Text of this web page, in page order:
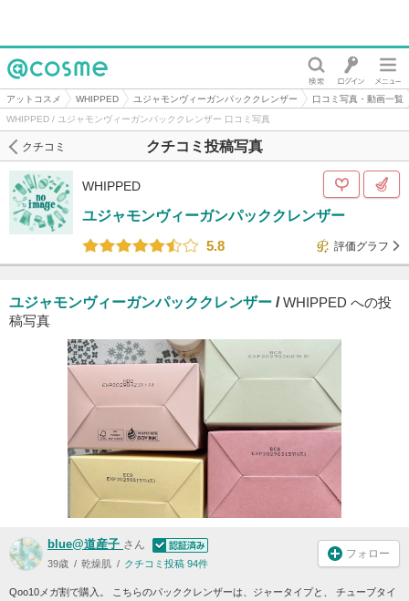
@cosme
アットコスメ WHIPPED ユジャモンヴィーガンパッククレンザー
口コミ写真・動画一覧
WHIPPED / ユジャモンヴィーガンパッククレンザー 口コミ写真
クチコミ投稿写真
クチコミ
WHIPPED
ユジャモンヴィーガンパッククレンザー
5.8
評価グラフ
ユジャモンヴィーガンパッククレンザー /WHIPPED への投
稿写真
blue@道産子 さん
39歳 乾燥肌 クチコミ投稿 94件
フォロー
Qoo10メガ割で購入。 こちらのパッククレンザーは、ジャータイプと、 チューブタイ